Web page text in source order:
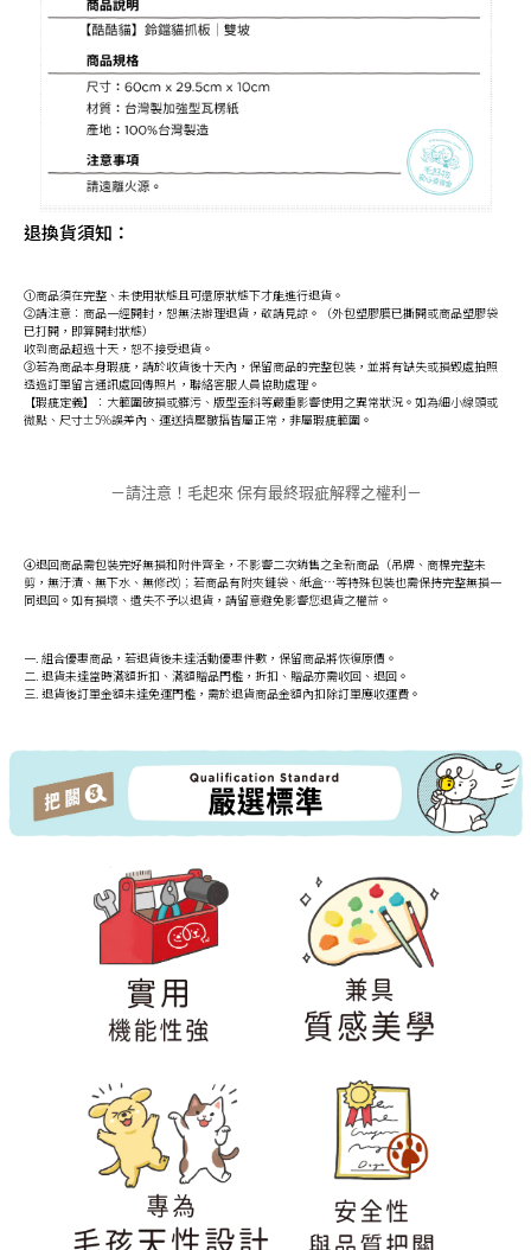
退換貨須知：
①商品須在完整、未使用狀態且可還原狀態下才能進行退貨。
②請注意：商品一經開封，恕無法辦理退貨，敬請見諒。（外包塑膠膜已撕開或商品塑膠袋
已打開，即算開封狀態）
收到商品超過十天，恕不接受退貨。
③若為商品本身瑕疵，請於收貨後十天內，保留商品的完整包裝，並將有缺失或損毀處拍照
透過訂單留言通訊處回傳照片，聯絡客服人員協助處理。
【瑕疵定義】：大範圍破損或髒污、版型歪斜等嚴重影響使用之異常狀況。如為細小線頭或
微點、尺寸±5%誤差內、運送擠壓皺摺皆屬正常，非屬瑕疵範圍。
－請注意！毛起來 保有最終瑕疵解釋之權利－
④退回商品需包裝完好無損和附件齊全，不影響二次銷售之全新商品（吊牌、商標完整未
剪，無汙漬、無下水、無修改)；若商品有附夾鏈袋、紙盒…等特殊包裝也需保持完整無損一
同退回。如有損壞、遺失不予以退貨，請留意避免影響您退貨之權益。
一. 組合優惠商品，若退貨後未達活動優惠件數，保留商品將恢復原價。
二. 退貨未達當時滿額折扣、滿額贈品門檻，折扣、贈品亦需收回、退回。
三. 退貨後訂單金額未達免運門檻，需於退貨商品金額內扣除訂單應收運費。